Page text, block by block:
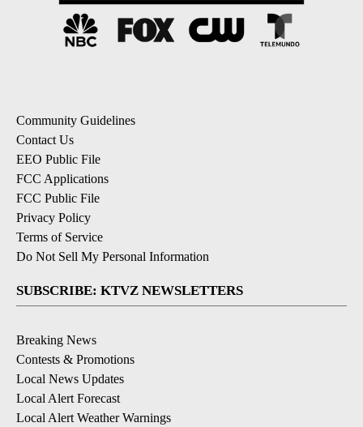
Community Guidelines
Contact Us
EEO Public File
FCC Applications
FCC Public File
Privacy Policy
Terms of Service
Do Not Sell My Personal Information
SUBSCRIBE: KTVZ NEWSLETTERS
Breaking News
Contests & Promotions
Local News Updates
Local Alert Forecast
Local Alert Weather Warnings